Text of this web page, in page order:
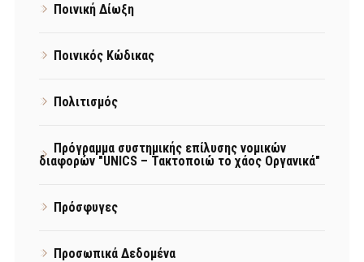
Ποινική Δίωξη
Ποινικός Κώδικας
Πολιτισμός
Πρόγραμμα συστημικής επίλυσης νομικών
διαφορών "UNICS – Τακτοποιώ το χάος Οργανικά"
Πρόσφυγες
Προσωπικά Δεδομένα